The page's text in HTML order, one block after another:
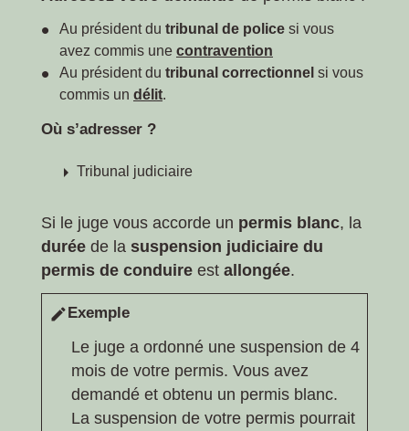
Au président du tribunal de police si vous
avez commis une contravention
Au président du tribunal correctionnel si vous
commis un délit.
Où s’adresser ?
arrow_right Tribunal judiciaire
Si le juge vous accorde un permis blanc, la
durée de la suspension judiciaire du
permis de conduire est allongée.
edit Exemple
Le juge a ordonné une suspension de 4
mois de votre permis. Vous avez
demandé et obtenu un permis blanc.
La suspension de votre permis pourrait